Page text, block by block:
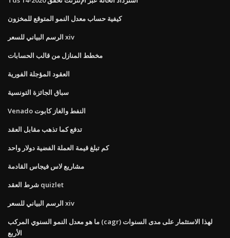
كيفية حساب معدل النمو المتوقع للمخزون
الرسم البياني للسعر xiv
مخطط المنازل من قالب الحسابات
العقود المؤجلة الفورية
سباق الجائزة التونسية
Venado النفط والغاز كابوت
تدفع كما تذهب مقابل العقد
كم تبلغ قيمة العملة الفضية دولار واحد
مشاريع لاس فيجاس القادمة
شرط العقد quizlet
الرسم البياني للسعر xiv
ما هو معدل النمو السنوي المركب (cagr) لهذا الاستثمار على مدى السنوات
الأربع